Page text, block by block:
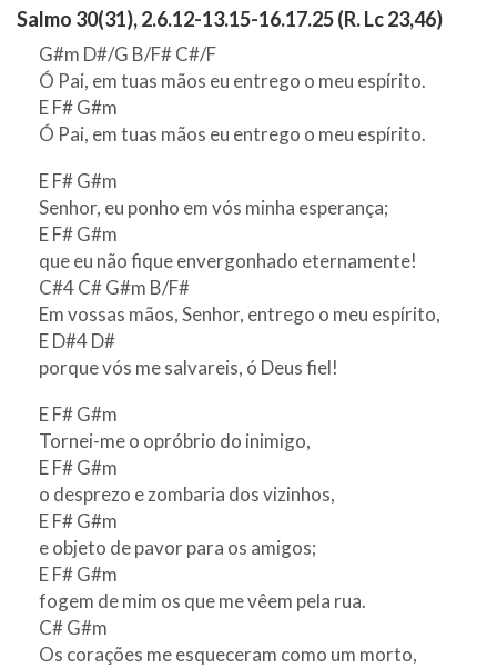
Salmo 30(31), 2.6.12-13.15-16.17.25 (R. Lc 23,46)
G#m D#/G B/F# C#/F
Ó Pai, em tuas mãos eu entrego o meu espírito.
E F# G#m
Ó Pai, em tuas mãos eu entrego o meu espírito.
E F# G#m
Senhor, eu ponho em vós minha esperança;
E F# G#m
que eu não fique envergonhado eternamente!
C#4 C# G#m B/F#
Em vossas mãos, Senhor, entrego o meu espírito,
E D#4 D#
porque vós me salvareis, ó Deus fiel!
E F# G#m
Tornei-me o opróbrio do inimigo,
E F# G#m
o desprezo e zombaria dos vizinhos,
E F# G#m
e objeto de pavor para os amigos;
E F# G#m
fogem de mim os que me vêem pela rua.
C# G#m
Os corações me esqueceram como um morto,